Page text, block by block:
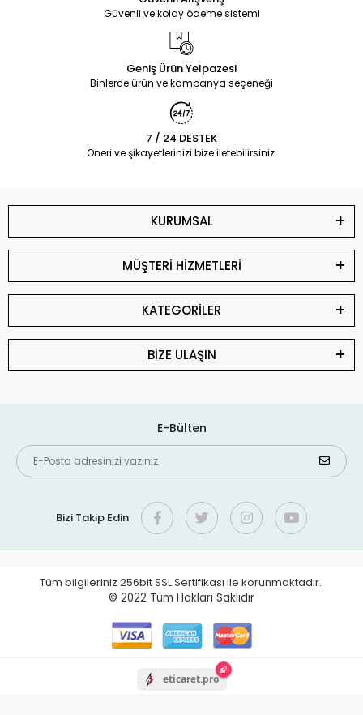
Güvenli ve kolay ödeme sistemi
Geniş Ürün Yelpazesi
Binlerce ürün ve kampanya seçeneği
7 / 24 DESTEK
Öneri ve şikayetlerinizi bize iletebilirsiniz.
KURUMSAL
MÜŞTERİ HİZMETLERİ
KATEGORİLER
BİZE ULAŞIN
E-Bülten
Bizi Takip Edin
Tüm bilgileriniz 256bit SSL Sertifikası ile korunmaktadır.
© 2022 Tüm Hakları Saklıdır
eticaret.pro